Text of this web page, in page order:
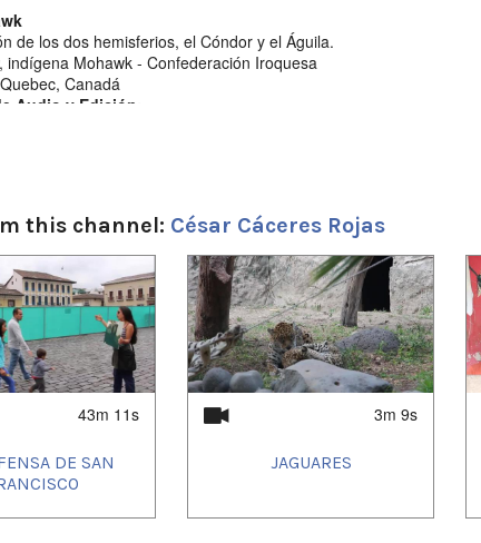
de los dos hemisferios, el Cóndor y el Águila.
indígena Mohawk - Confederación Iroquesa
Canadá
Audio y Edición:
this channel: César Cáceres Rojas
43m 11s
DE SAN
3m 9s
JAGUARES